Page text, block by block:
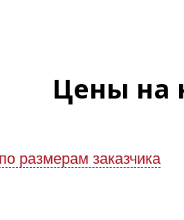
Цены на
размерам заказчика